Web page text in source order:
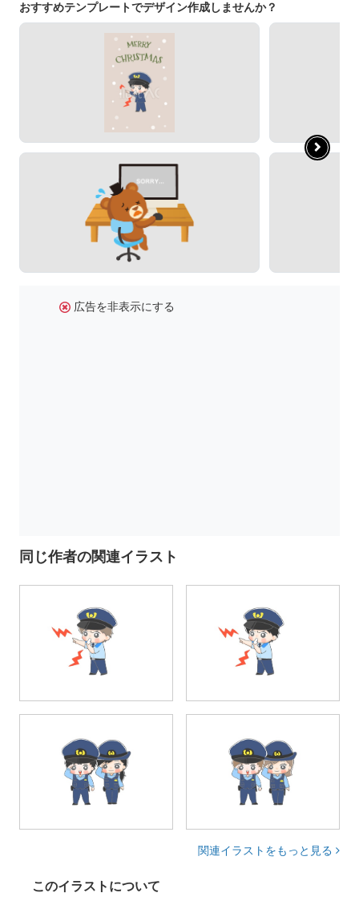
おすすめテンプレートでデザイン作成しませんか？
広告を非表示にする
同じ作者の関連イラスト
関連イラストをもっと見る
このイラストについて